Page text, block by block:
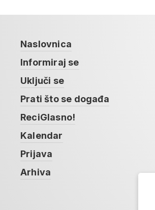
Naslovnica
Informiraj se
Uključi se
Prati što se događa
ReciGlasno!
Kalendar
Prijava
Arhiva